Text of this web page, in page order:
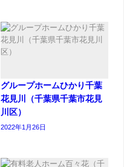
グループホームひかり千葉
花見川（千葉県千葉市花見
川区）
2022年1月26日